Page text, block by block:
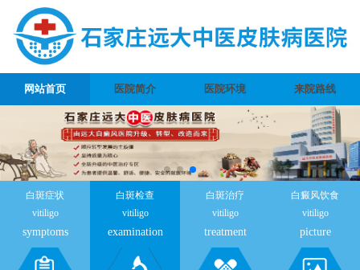
网站首页 医院简介 医院环境 来院路线
白斑症状
vitiligo
symptoms
白斑检查
vitiligo
examination
白斑治疗
vitiligo
treatment
白癜风饮食
vitiligo
picture